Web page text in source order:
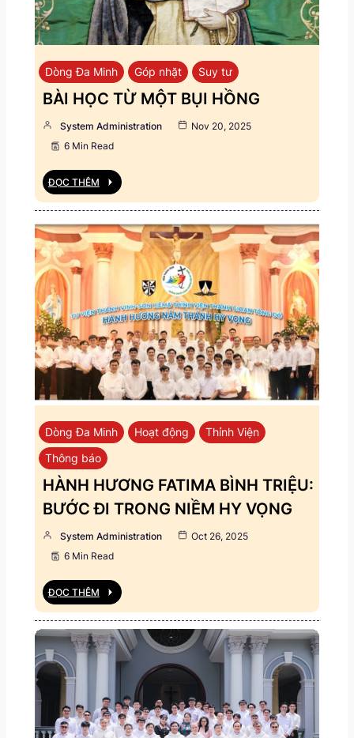
Dòng Đa Minh Góp nhặt Suy tư
BÀI HỌC TỪ MỘT BỤI HỒNG
System Administration
Nov 20, 2025
6 Min Read
ĐỌC THÊM
Dòng Đa Minh Hoạt động
Thỉnh Viện
Thông báo
HÀNH HƯƠNG FATIMA BÌNH TRIỆU:
BƯỚC ĐI TRONG NIỀM HY VỌNG
System Administration
Oct 26, 2025
6 Min Read
ĐỌC THÊM